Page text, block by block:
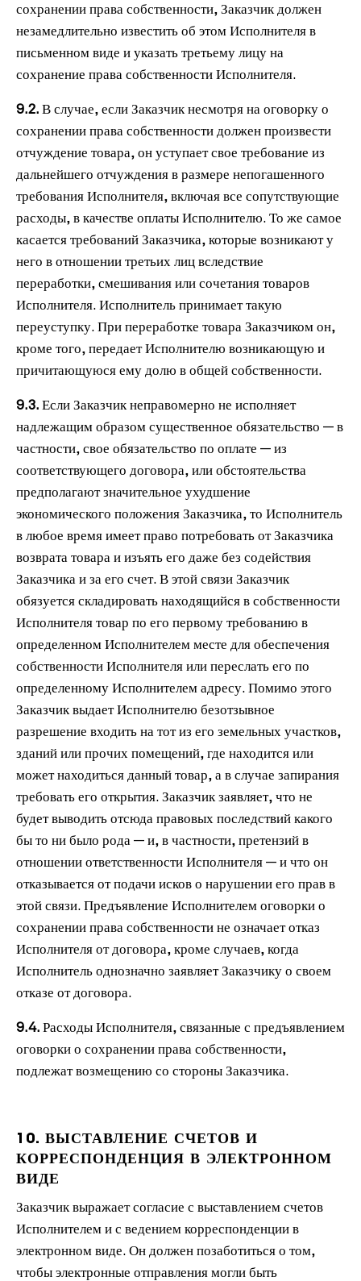
сохранении права собственности, Заказчик должен
незамедлительно известить об этом Исполнителя в
письменном виде и указать третьему лицу на
сохранение права собственности Исполнителя.
9.2. В случае, если Заказчик несмотря на оговорку о
сохранении права собственности должен произвести
отчуждение товара, он уступает свое требование из
дальнейшего отчуждения в размере непогашенного
требования Исполнителя, включая все сопутствующие
расходы, в качестве оплаты Исполнителю. То же самое
касается требований Заказчика, которые возникают у
него в отношении третьих лиц вследствие
переработки, смешивания или сочетания товаров
Исполнителя. Исполнитель принимает такую
переуступку. При переработке товара Заказчиком он,
кроме того, передает Исполнителю возникающую и
причитающуюся ему долю в общей собственности.
9.3. Если Заказчик неправомерно не исполняет
надлежащим образом существенное обязательство — в
частности, свое обязательство по оплате — из
соответствующего договора, или обстоятельства
предполагают значительное ухудшение
экономического положения Заказчика, то Исполнитель
в любое время имеет право потребовать от Заказчика
возврата товара и изъять его даже без содействия
Заказчика и за его счет. В этой связи Заказчик
обязуется складировать находящийся в собственности
Исполнителя товар по его первому требованию в
определенном Исполнителем месте для обеспечения
собственности Исполнителя или переслать его по
определенному Исполнителем адресу. Помимо этого
Заказчик выдает Исполнителю безотзывное
разрешение входить на тот из его земельных участков,
зданий или прочих помещений, где находится или
может находиться данный товар, а в случае запирания
требовать его открытия. Заказчик заявляет, что не
будет выводить отсюда правовых последствий какого
бы то ни было рода — и, в частности, претензий в
отношении ответственности Исполнителя — и что он
отказывается от подачи исков о нарушении его прав в
этой связи. Предъявление Исполнителем оговорки о
сохранении права собственности не означает отказ
Исполнителя от договора, кроме случаев, когда
Исполнитель однозначно заявляет Заказчику о своем
отказе от договора.
9.4. Расходы Исполнителя, связанные с предъявлением
оговорки о сохранении права собственности,
подлежат возмещению со стороны Заказчика.
10. ВЫСТАВЛЕНИЕ СЧЕТОВ И
КОРРЕСПОНДЕНЦИЯ В ЭЛЕКТРОННОМ
ВИДЕ
Заказчик выражает согласие с выставлением счетов
Исполнителем и с ведением корреспонденции в
электронном виде. Он должен позаботиться о том,
чтобы электронные отправления могли быть